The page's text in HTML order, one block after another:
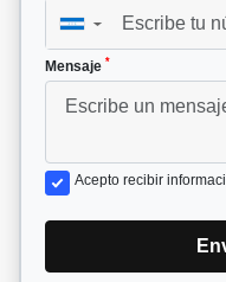
▼
Mensaje *
Acepto recibir